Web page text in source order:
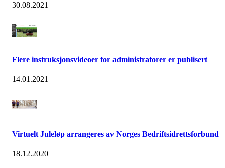
30.08.2021
Flere instruksjonsvideoer for administratorer er publisert
14.01.2021
Virtuelt Juleløp arrangeres av Norges Bedriftsidrettsforbund
18.12.2020